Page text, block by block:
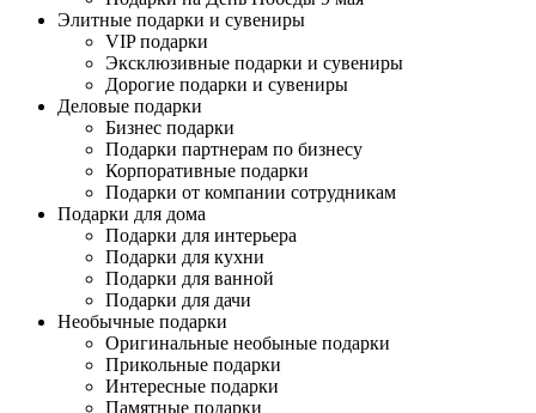
Элитные подарки и сувениры
VIP подарки
Эксклюзивные подарки и сувениры
Дорогие подарки и сувениры
Деловые подарки
Бизнес подарки
Подарки партнерам по бизнесу
Корпоративные подарки
Подарки от компании сотрудникам
Подарки для дома
Подарки для интерьера
Подарки для кухни
Подарки для ванной
Подарки для дачи
Необычные подарки
Оригинальные необыные подарки
Прикольные подарки
Интересные подарки
Памятные подарки